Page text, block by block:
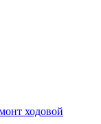
ходовой